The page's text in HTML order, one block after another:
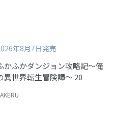
年8月7日発売
かふかダンジョン攻略記～俺
異世界転生冒険譚～ 20